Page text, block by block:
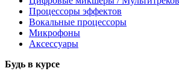
Процессоры эффектов
Вокальные процессоры
Микрофоны
Аксессуары
Будь в курсе